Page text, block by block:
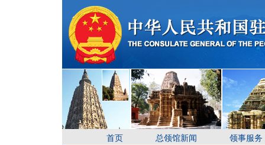
首页 总领馆新闻 领事服务